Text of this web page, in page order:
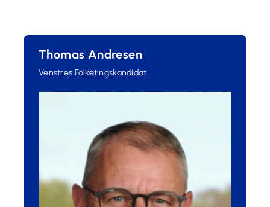
Thomas Andresen
Venstres Folketingskandidat